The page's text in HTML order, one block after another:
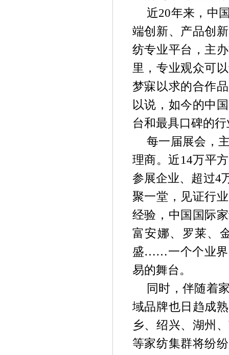
近20年来，中
端创新、产品创
纺专业平台，主
里，专业观众可
梦寐以求的合作
以说，如今的中
台和最具口碑的
每一届展会，
理商。近14万平
参展企业、超过4
聚一堂，见证行
经验，中国国际
富安娜、罗莱、
盛……一个个业界
易的舞台。
同时，伴随着
域品牌也日趋成
乡、绍兴、湖州
等家纺集群将纷